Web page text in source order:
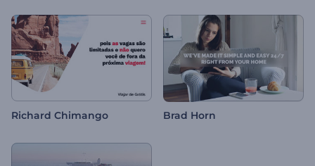
Richard Chimango Brad Horn